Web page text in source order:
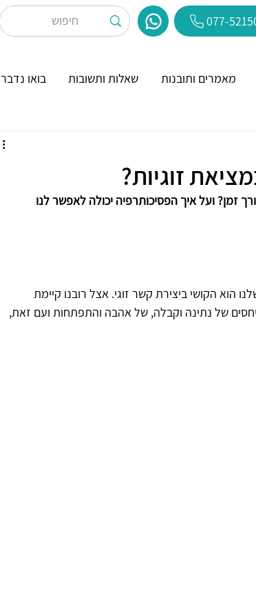
077-
מאמרים ותובנות שאלות ותשובות בואו נדבר
זוגיות?
זמן? ועל איך הפסיכותרפיה יכולה לאפשר לנו
הוא הקושי ביצירת קשר זוגי. אצל רובנו קיימת
של נתינה וקבלה, של אהבה והתפתחות ועם זאת,